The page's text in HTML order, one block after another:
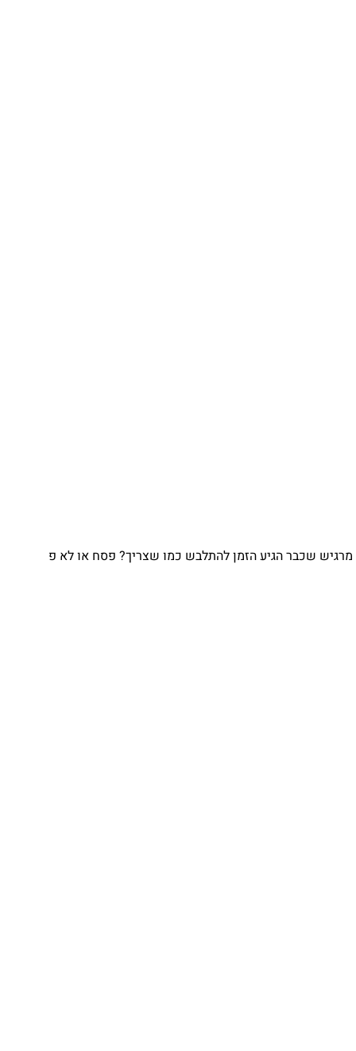
שכבר הגיע הזמן להתלבש כמו שצריך? פסח או לא פ